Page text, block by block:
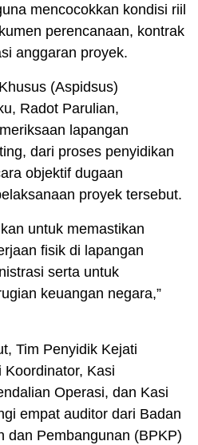
mencocokkan kondisi riil
perencanaan, kontrak
anggaran proyek.
(Aspidsus)
Radot Parulian,
lapangan
dari proses penyidikan
objektif dugaan
proyek tersebut.
untuk memastikan
fisik di lapangan
serta untuk
keuangan negara,”
Tim Penyidik Kejati
Kasi
Operasi, dan Kasi
empat auditor dari Badan
dan Pembangunan (BPKP)